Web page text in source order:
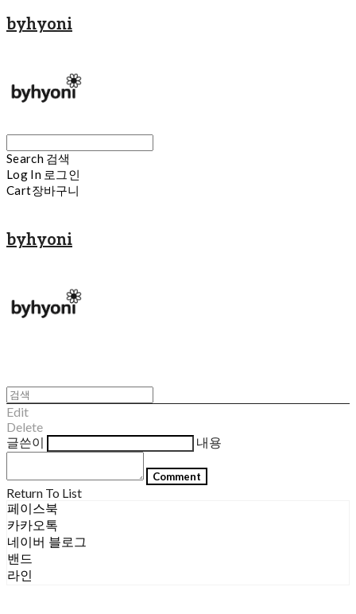
byhyoni
Search 검색
Log In 로그인
Cart장바구니
byhyoni
Edit
Delete
글쓴이
내용
Comment
Return To List
페이스북
카카오톡
네이버 블로그
밴드
라인